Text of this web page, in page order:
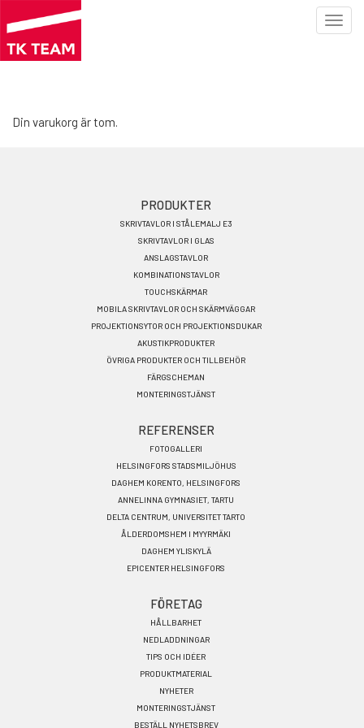
Hoppa
Din varukorg är tom.
PRODUKTER
SKRIVTAVLOR I STÅLEMALJ E3
SKRIVTAVLOR I GLAS
ANSLAGSTAVLOR
KOMBINATIONSTAVLOR
TOUCHSKÄRMAR
MOBILA SKRIVTAVLOR OCH SKÄRMVÄGGAR
PROJEKTIONSYTOR OCH PROJEKTIONSDUKAR
AKUSTIKPRODUKTER
ÖVRIGA PRODUKTER OCH TILLBEHÖR
FÄRGSCHEMAN
MONTERINGSTJÄNST
REFERENSER
FOTOGALLERI
HELSINGFORS STADSMILJÖHUS
DAGHEM KORENTO, HELSINGFORS
ANNELINNA GYMNASIET, TARTU
DELTA CENTRUM, UNIVERSITET TARTO
ÅLDERDOMSHEM I MYYRMÄKI
DAGHEM YLISKYLÄ
EPICENTER HELSINGFORS
FÖRETAG
HÅLLBARHET
NEDLADDNINGAR
TIPS OCH IDÉER
PRODUKTMATERIAL
NYHETER
MONTERINGSTJÄNST
BESTÄLL NYHETSBREV